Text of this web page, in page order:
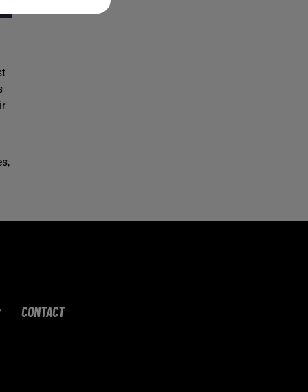
CONTACT